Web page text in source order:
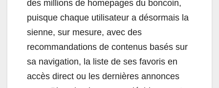
des millions de homepages du boncoin,
puisque chaque utilisateur a désormais la
sienne, sur mesure, avec des
recommandations de contenus basés sur
sa navigation, la liste de ses favoris en
accès direct ou les dernières annonces